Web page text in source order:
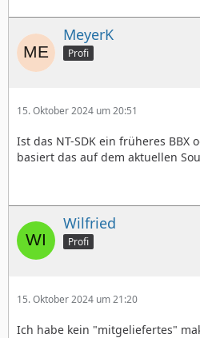
MeyerK
Profi
15. Oktober 2024 um 20:51
Ist das NT-SDK ein früheres BBX
basiert das auf dem aktuellen
Wilfried
Profi
15. Oktober 2024 um 21:20
Ich habe kein "mitgeliefertes"